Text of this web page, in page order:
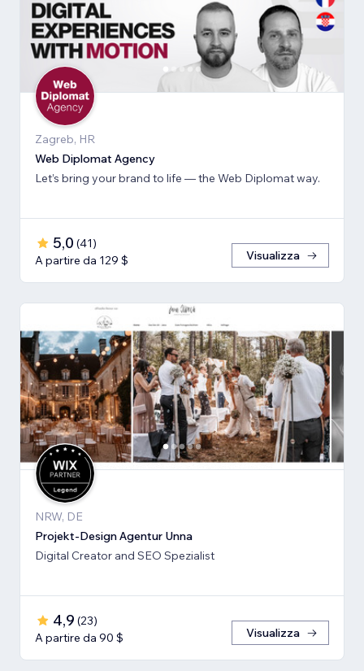
Zagreb, HR
Web Diplomat Agency
Let’s bring your brand to life — the Web Diplomat way.
5,0 (41)
A partire da 129 $
Visualizza
NRW, DE
Projekt-Design Agentur Unna
Digital Creator and SEO Spezialist
4,9 (23)
A partire da 90 $
Visualizza